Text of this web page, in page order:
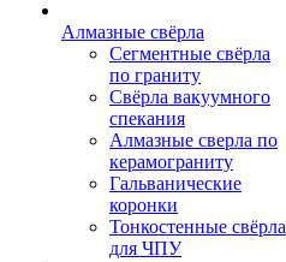
Алмазные свёрла
Сегментные свёрла
по граниту
Свёрла вакуумного
спекания
Алмазные сверла по
керамограниту
Гальванические
коронки
Тонкостенные свёрла
для ЧПУ